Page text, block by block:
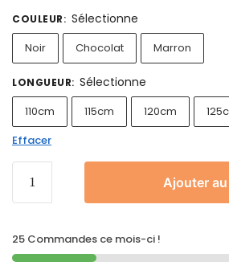
COULEUR: Sélectionne
Noir Chocolat Marron
LONGUEUR: Sélectionne
110cm 115cm 120cm
Effacer
Ajouter
25 Commandes ce mois-ci !